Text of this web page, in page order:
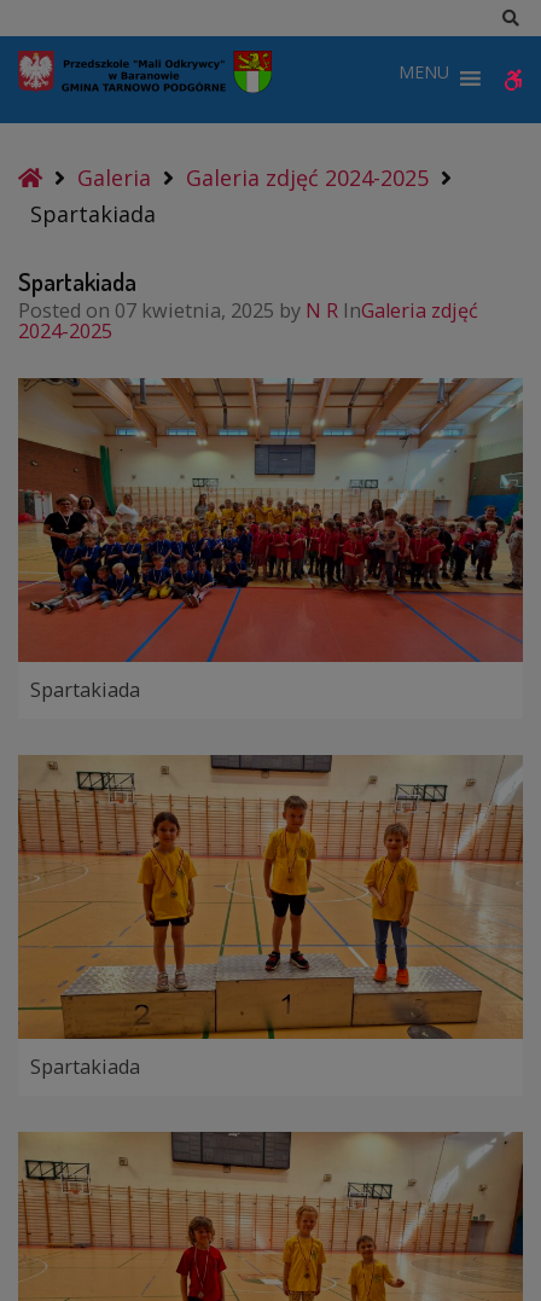
Spartakiada
MENU
HomeGaleria
Galeria zdjęć 2024-2025
Spartakiada
Spartakiada
Posted on 07 kwietnia, 2025 by N R InGaleria zdjęć
2024-2025
Spartakiada
Spartakiada